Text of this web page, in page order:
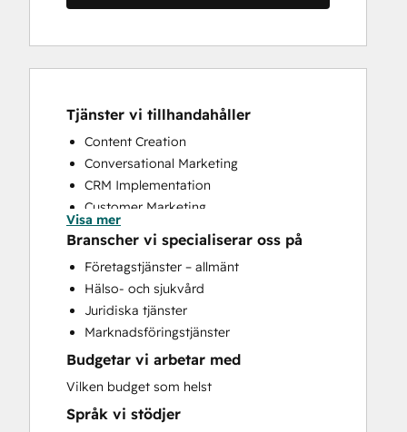
Tjänster vi tillhandahåller
Content Creation
Conversational Marketing
CRM Implementation
Customer Marketing
Customer Survey and Analysis
Email Marketing
Full Inbound Marketing Services
Paid Advertising
Programmable Automation
Visa mer
Branscher vi specialiserar oss på
Företagstjänster – allmänt
Hälso- och sjukvård
Juridiska tjänster
Marknadsföringstjänster
Budgetar vi arbetar med
Vilken budget som helst
Språk vi stödjer